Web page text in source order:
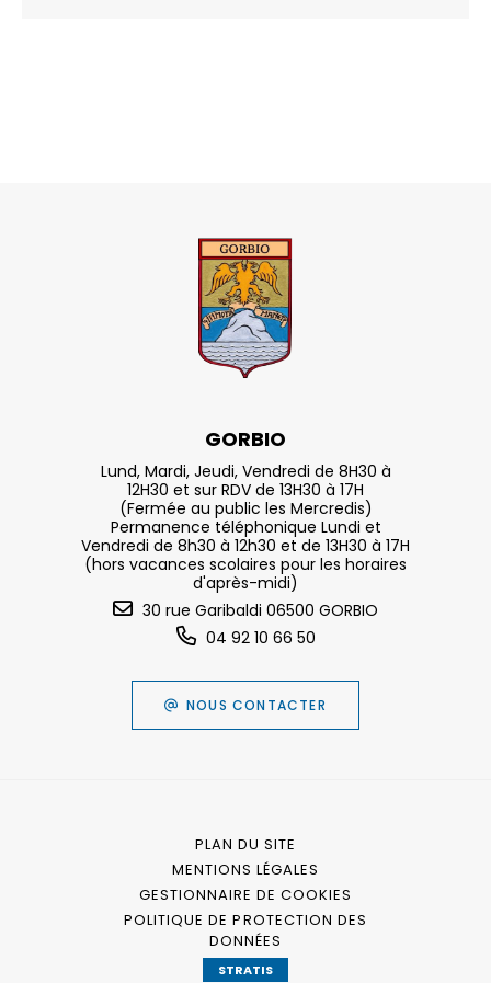
GORBIO
Lund, Mardi, Jeudi, Vendredi de 8H30 à
12H30 et sur RDV de 13H30 à 17H
(Fermée au public les Mercredis)
Permanence téléphonique Lundi et
Vendredi de 8h30 à 12h30 et de 13H30 à 17H
(hors vacances scolaires pour les horaires
d'après-midi)
30 rue Garibaldi 06500 GORBIO
04 92 10 66 50
NOUS CONTACTER
PLAN DU SITE
MENTIONS LÉGALES
GESTIONNAIRE DE COOKIES
POLITIQUE DE PROTECTION DES
DONNÉES
STRATIS